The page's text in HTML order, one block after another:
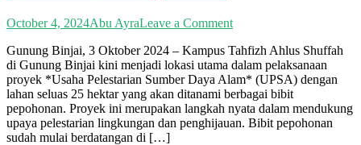
October 4, 2024Abu AyraLeave a Commenton
UPSA
Dimulai:
Kampus
Tahfizh
Ahlus
Shuffah
Gunung Binjai, 3 Oktober 2024 – Kampus Tahfizh Ahlus Shuffah
di Gunung Binjai kini menjadi lokasi utama dalam pelaksanaan
proyek *Usaha Pelestarian Sumber Daya Alam* (UPSA) dengan
lahan seluas 25 hektar yang akan ditanami berbagai bibit
pepohonan. Proyek ini merupakan langkah nyata dalam mendukung
upaya pelestarian lingkungan dan penghijauan. Bibit pepohonan
sudah mulai berdatangan di […]